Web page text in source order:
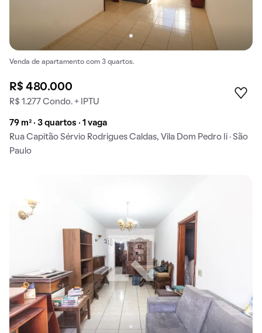
Venda de apartamento com 3 quartos.
R$ 480.000
R$ 1.277 Condo. + IPTU
79 m² · 3 quartos · 1 vaga
Rua Capitão Sérvio Rodrigues Caldas, Vila Dom Pedro Ii · São
Paulo